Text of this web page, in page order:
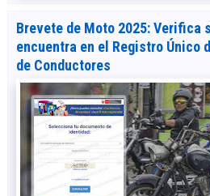
Brevete de Moto 2025: Verifica
encuentra en el Registro Único
de Conductores